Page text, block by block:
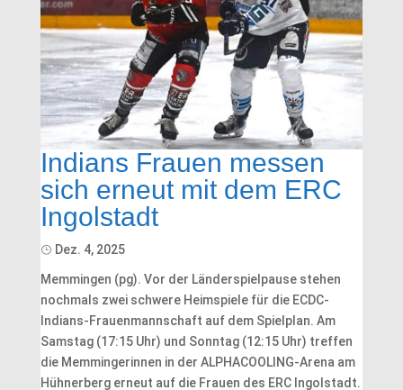
Indians Frauen messen
sich erneut mit dem ERC
Ingolstadt
Dez. 4, 2025
​Memmingen (pg). Vor der Länderspielpause stehen
nochmals zwei schwere Heimspiele für die ECDC-
Indians-Frauenmannschaft auf dem Spielplan. Am
Samstag (17:15 Uhr) und Sonntag (12:15 Uhr) treffen
die Memmingerinnen in der ALPHACOOLING-Arena am
Hühnerberg erneut auf die Frauen des ERC Ingolstadt.